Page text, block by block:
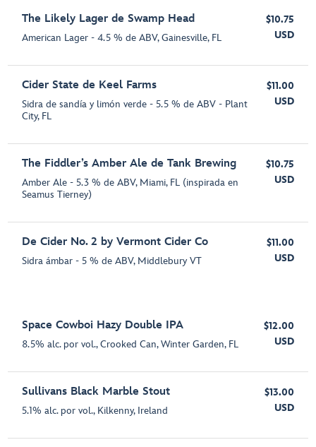
The Likely Lager de Swamp Head
American Lager - 4.5 % de ABV, Gainesville, FL
$10.75
USD
Cider State de Keel Farms
Sidra de sandía y limón verde - 5.5 % de ABV - Plant
City, FL
$11.00
USD
The Fiddler’s Amber Ale de Tank Brewing
Amber Ale - 5.3 % de ABV, Miami, FL (inspirada en
Seamus Tierney)
$10.75
USD
De Cider No. 2 by Vermont Cider Co
Sidra ámbar - 5 % de ABV, Middlebury VT
$11.00
USD
Space Cowboi Hazy Double IPA
8.5% alc. por vol., Crooked Can, Winter Garden, FL
$12.00
USD
Sullivans Black Marble Stout
5.1% alc. por vol., Kilkenny, Ireland
$13.00
USD